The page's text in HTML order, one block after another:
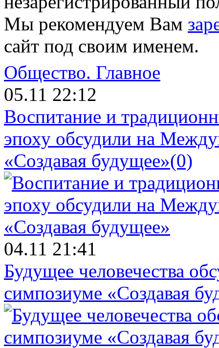
Мы рекомендуем Вам
сайт под своим именем.
Общество. Главное
05.11 22:12
Воспитание и
эпоху обсудили на
«Создавая будущее»(0)
04.11 21:41
Будущее человечества
симпозиуме «Создавая